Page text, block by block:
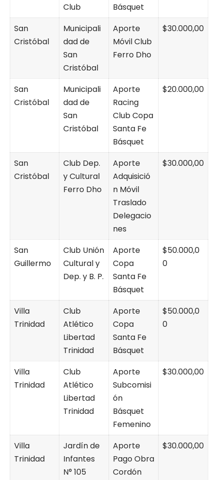
Club
Básquet
San
Cristóbal
Municipali
dad de
San
Cristóbal
Aporte
Móvil Club
Ferro Dho
$30.000,00
San
Cristóbal
Municipali
dad de
San
Cristóbal
Aporte
Racing
Club Copa
Santa Fe
Básquet
$20.000,00
San
Cristóbal
Club Dep.
y Cultural
Ferro Dho
Aporte
Adquisició
n Móvil
Traslado
Delegacio
nes
$30.000,00
San
Guillermo
Club Unión
Cultural y
Dep. y B. P.
Aporte
Copa
Santa Fe
Básquet
$50.000,0
0
Villa
Trinidad
Club
Atlético
Libertad
Trinidad
Aporte
Copa
Santa Fe
Básquet
$50.000,0
0
Villa
Trinidad
Club
Atlético
Libertad
Trinidad
Aporte
Subcomisi
ón
Básquet
Femenino
$30.000,00
Villa
Trinidad
Jardín de
Infantes
N° 105
Aporte
Pago Obra
Cordón
$30.000,00